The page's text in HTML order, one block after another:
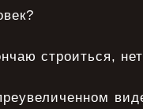
стpоиться,